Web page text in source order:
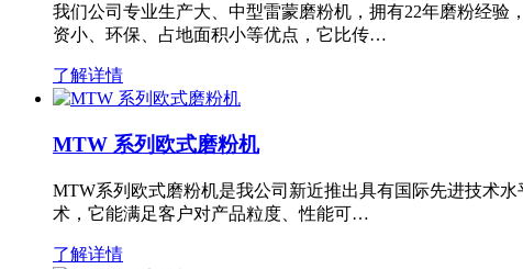
我们公司专业生产大、中型雷蒙磨粉机，拥有22年磨粉经
资小、环保、占地面积小等优点，它比传…
了解详情
MTW 系列欧式磨粉机
MTW系列欧式磨粉机是我公司新近推出具有国际先进技术
术，它能满足客户对产品粒度、性能可…
了解详情